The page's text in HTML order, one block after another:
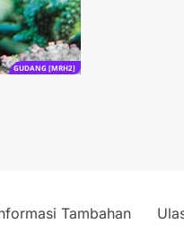
GUDANG [MRH2]
Tambahan